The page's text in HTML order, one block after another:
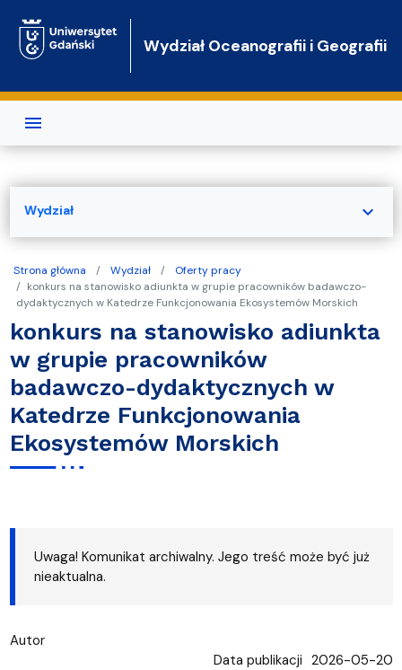
Wydział Oceanografii i Geografii
Strona główna Wydział
Oferty pracy
konkurs na stanowisko adiunkta w grupie pracowników badawczo-
dydaktycznych w Katedrze Funkcjonowania Ekosystemów Morskich
konkurs na stanowisko adiunkta
w grupie pracowników
badawczo-dydaktycznych w
Katedrze Funkcjonowania
Ekosystemów Morskich
Uwaga! Komunikat archiwalny. Jego treść może być już
nieaktualna.
Autor
Data publikacji 2026-05-20
Wydział expand_more